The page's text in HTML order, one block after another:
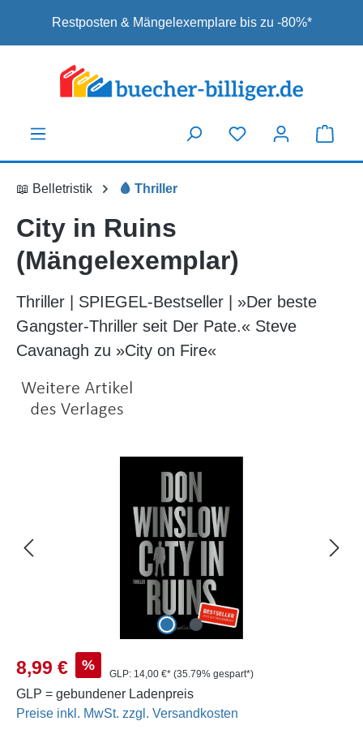
Zum Hauptinhalt springen
Restposten & Mängelexemplare bis zu -80%*
📖 Belletristik 🩸 Thriller
City in Ruins
(Mängelexemplar)
Thriller | SPIEGEL-Bestseller | »Der beste
Gangster-Thriller seit Der Pate.« Steve
Cavanagh zu »City on Fire«
Verkaufspreis:
8,99 € %
GLP: 14,00 €* (35.79% gespart*)
GLP = gebundener Ladenpreis
Preise inkl. MwSt. zzgl. Versandkosten